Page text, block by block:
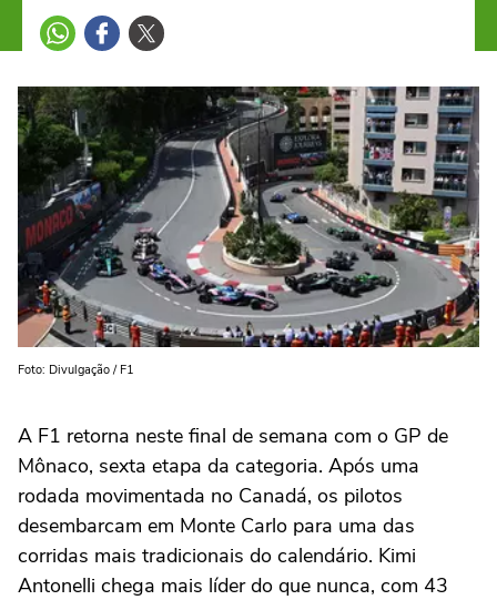
Foto: Divulgação / F1
A F1 retorna neste final de semana com o GP de
Mônaco, sexta etapa da categoria. Após uma
rodada movimentada no Canadá, os pilotos
desembarcam em Monte Carlo para uma das
corridas mais tradicionais do calendário. Kimi
Antonelli chega mais líder do que nunca, com 43